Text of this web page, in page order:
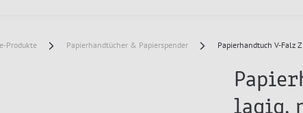
Produkte Papierhandtücher & Papierspender Papierhandtuch V-Falz
lagig,